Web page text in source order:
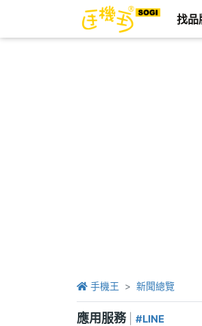
找品
手機王 新聞總覽
應用服務 #LINE